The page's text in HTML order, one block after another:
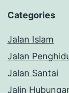
Categories
Jalan Islam
Jalan
Jalan Santai
Jalin